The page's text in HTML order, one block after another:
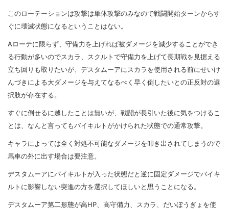
このローテーションは攻撃は単体攻撃のみなので戦闘開始ターンからす
ぐに壊滅状態になるということはない。
Aローテに限らず、守備力を上げれば被ダメージを減少することができ
る行動が多いのでスカラ、スクルトで守備力を上げて長期戦を見据える
立ち回りも取りたいが、デスタムーアにスカラを使用される前にせいけ
んづきによる大ダメージを与えてなるべく早く倒したいとの正反対の選
択肢が存在する。
すぐに倒せるに越したことは無いが、戦闘が長引いた後に気をつけるこ
とは、なんと言ってもバイキルトがかけられた状態での通常攻撃。
キャラによっては全く対処不可能なダメージを叩き出されてしまうので
馬車の外に出す場合は要注意。
デスタムーアにバイキルトが入った状態だと逆に固定ダメージでバイキ
ルトに影響しない突進の方を選択してほしいと思うことになる。
デスタムーア第二形態が高HP、高守備力、スカラ、だいぼうぎょを使